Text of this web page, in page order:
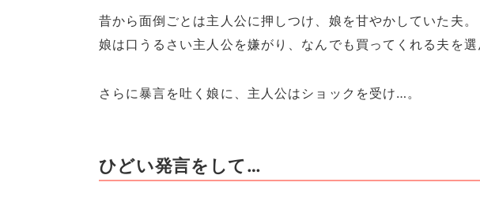
昔から面倒ごとは主人公に押しつけ、娘を甘やかしていた夫。
娘は口うるさい主人公を嫌がり、なんでも買ってくれる夫を選
さらに暴言を吐く娘に、主人公はショックを受け…。
ひどい発言をして…